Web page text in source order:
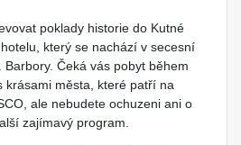
poklady historie do Kutné
který se nachází v secesní
Čeká vás pobyt během
krásami města, které patří na
ale nebudete ochuzeni ani o
zajímavý program.